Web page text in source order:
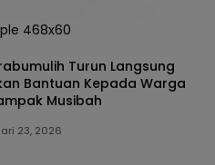
Turun Langsung
Bantuan Kepada Warga
Musibah
23, 2026